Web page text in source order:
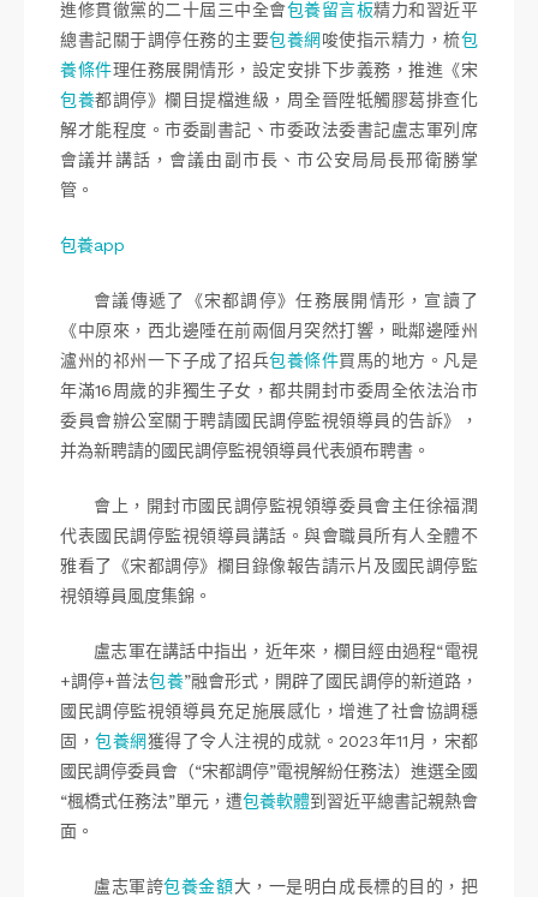
進修貫徹黨的二十屆三中全會包養留言板精力和習近平
總書記關于調停任務的主要包養網唆使指示精力，梳包
養條件理任務展開情形，設定安排下步義務，推進《宋
包養都調停》欄目提檔進級，周全晉陞牴觸膠葛排查化
解才能程度。市委副書記、市委政法委書記盧志軍列席
會議并講話，會議由副市長、市公安局局長邢衛勝掌
管。
包養app
會議傳遞了《宋都調停》任務展開情形，宣讀了
《中原來，西北邊陲在前兩個月突然打響，毗鄰邊陲州
瀘州的祁州一下子成了招兵包養條件買馬的地方。凡是
年滿16周歲的非獨生子女，都共開封市委周全依法治市
委員會辦公室關于聘請國民調停監視領導員的告訴》，
并為新聘請的國民調停監視領導員代表頒布聘書。
會上，開封市國民調停監視領導委員會主任徐福潤
代表國民調停監視領導員講話。與會職員所有人全體不
雅看了《宋都調停》欄目錄像報告請示片及國民調停監
視領導員風度集錦。
盧志軍在講話中指出，近年來，欄目經由過程“電視
+調停+普法包養”融會形式，開辟了國民調停的新道路，
國民調停監視領導員充足施展感化，增進了社會協調穩
固， 包養網獲得了令人注視的成就。2023年11月，宋都
國民調停委員會（“宋都調停”電視解紛任務法）進選全國
“楓橋式任務法”單元，遭包養軟體到習近平總書記親熱會
面。
盧志軍誇包養金額大，一是明白成長標的目的，把